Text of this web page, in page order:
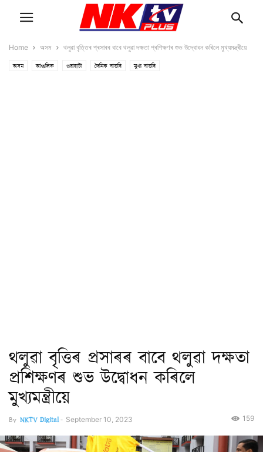
Home অসম থলুৱা বৃত্তিৰ প্ৰসাৰৰ বাবে থলুৱা দক্ষতা প্ৰশিক্ষণৰ শুভ উদ্বোধন কৰিলে মুখ্যমন্ত্ৰীয়ে
অসম আঞ্চলিক গুৱাহাটী দৈনিক বাতৰি মুখ্য বাতৰি
থলুৱা বৃত্তিৰ প্ৰসাৰৰ বাবে থলুৱা দক্ষতা
প্ৰশিক্ষণৰ শুভ উদ্বোধন কৰিলে
মুখ্যমন্ত্ৰীয়ে
By NKTV Digital- September 10, 2023 159